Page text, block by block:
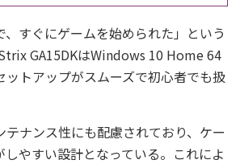
、すぐにゲームを始められた」という
GA15DKはWindows 10 Home 64
ットアップがスムーズで初心者でも扱
テナンス性にも配慮されており、ケー
やすい設計となっている。これによ